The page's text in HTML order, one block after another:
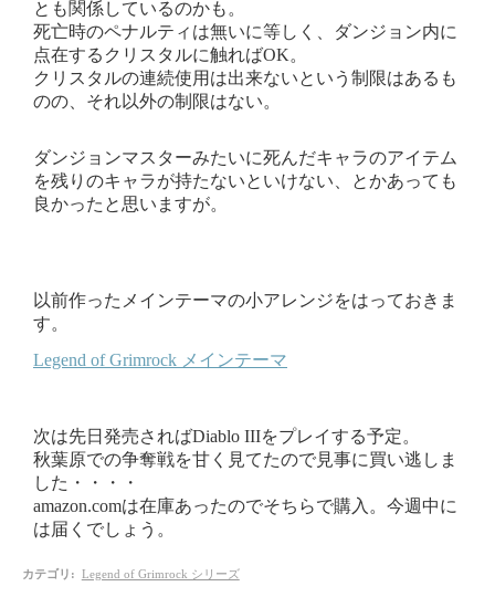
とも関係しているのかも。
死亡時のペナルティは無いに等しく、ダンジョン内に
点在するクリスタルに触ればOK。
クリスタルの連続使用は出来ないという制限はあるも
のの、それ以外の制限はない。
ダンジョンマスターみたいに死んだキャラのアイテム
を残りのキャラが持たないといけない、とかあっても
良かったと思いますが。
以前作ったメインテーマの小アレンジをはっておきま
す。
Legend of Grimrock メインテーマ
次は先日発売さればDiablo IIIをプレイする予定。
秋葉原での争奪戦を甘く見てたので見事に買い逃しま
した・・・・
amazon.comは在庫あったのでそちらで購入。今週中に
は届くでしょう。
カテゴリ : Legend of Grimrock シリーズ